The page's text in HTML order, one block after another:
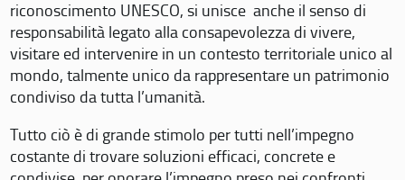
riconoscimento UNESCO, si unisce anche il senso di
responsabilità legato alla consapevolezza di vivere,
visitare ed intervenire in un contesto territoriale unico al
mondo, talmente unico da rappresentare un patrimonio
condiviso da tutta l’umanità.
Tutto ciò è di grande stimolo per tutti nell’impegno
costante di trovare soluzioni efficaci, concrete e